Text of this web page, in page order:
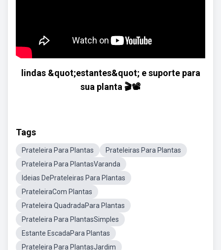
lindas &quot;estantes&quot; e suporte para
sua planta 🎬📽
Tags
Prateleira Para Plantas
Prateleiras Para Plantas
Prateleira Para PlantasVaranda
Ideias DePrateleiras Para Plantas
PrateleiraCom Plantas
Prateleira QuadradaPara Plantas
Prateleira Para PlantasSimples
Estante EscadaPara Plantas
Prateleira Para PlantasJardim